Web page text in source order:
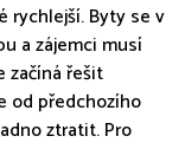
rychlejší. Byty se v
a zájemci musí
začíná řešit
od předchozího
ztratit. Pro